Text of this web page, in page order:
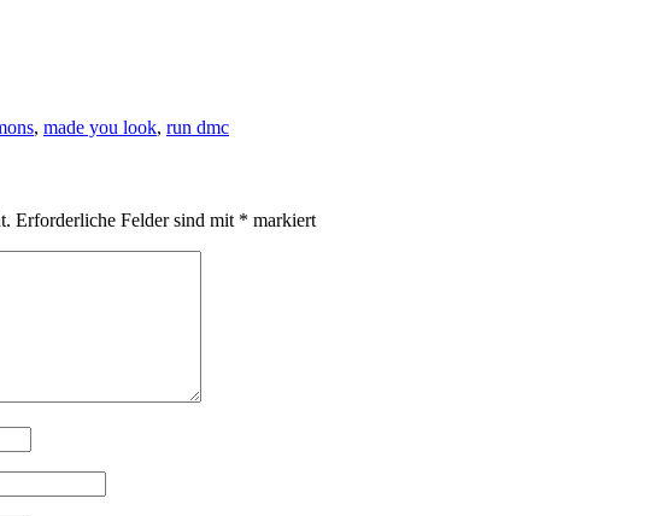
, made you look, run dmc
Erforderliche Felder sind mit * markiert